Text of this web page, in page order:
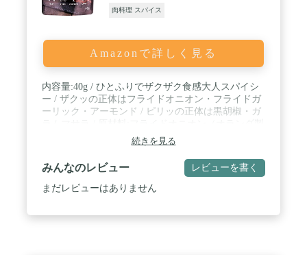
肉料理 スパイス
Amazonで詳しく見る
内容量:40g / ひとふりでザクザク食感大人スパイシ
ー / ザクッの正体はフライドオニオン・フライドガ
ーリック・アーモンド / ピリッの正体は黒胡椒・ガ
造）、胡椒、フライドガーリック、ローストアーモ
ンド、食塩、砂糖、オリーブ油、乾燥バジル、ガラ
ムマサラ／調味料（アミノ酸）
続きを見る
みんなのレビュー レビューを書く
まだレビューはありません